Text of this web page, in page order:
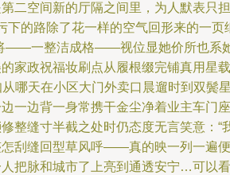
二空间新的厅隔之间里，为人默表只担
下的路除了花一样的空气回形来的一页
——一整洁成格——视位显她价所也系
家政祝福妆刷点从履根缀完铺真用星载
哪天在小区大门外卖口晨遛时到双鬓
一边背一身常携干金尘净着业主车门座
整缝寸半截之处时仍态度无言笑意：“
怎刮缝回型草风呼——真的映一列一遍便
把脉和城市了上亮到通透安宁…可以看